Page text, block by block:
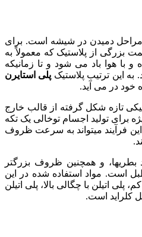
دمیدن در شیشه است. برای
بزرگی از پلاستیک که معمولاً به
هوا باد می شود و تا زمانیکه
به این ترتیب پلاستیک پلی استایرن
خود در می آید.
تازه شکل گرفته از قالب خارج
برای تولید اجسام توخالی یک تکه
فرآیند میتواند به سرعت ظروف
و همچنین ظروف بزرگتر
است. مواد استفاده شده در این
اتیلن با چگالی بالا، پلی اتیلن
کلراید است.